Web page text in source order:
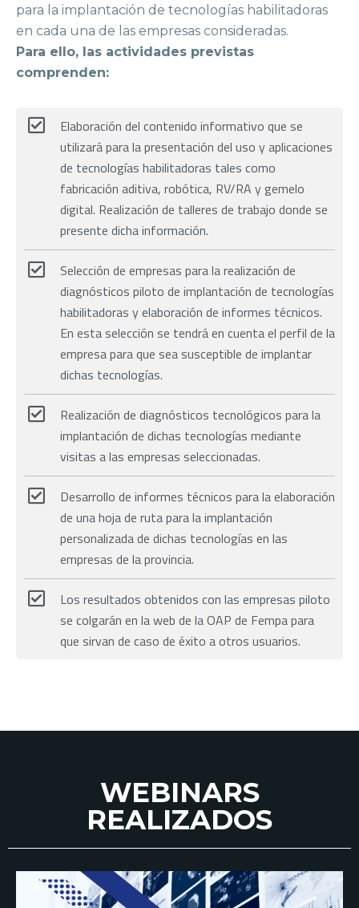
para la implantación de tecnologías habilitadoras
en cada una de las empresas consideradas.
Para ello, las actividades previstas
comprenden:
Elaboración del contenido informativo que se
utilizará para la presentación del uso y aplicaciones
de tecnologías habilitadoras tales como
fabricación aditiva, robótica, RV/RA y gemelo
digital. Realización de talleres de trabajo donde se
presente dicha información.
Selección de empresas para la realización de
diagnósticos piloto de implantación de tecnologías
habilitadoras y elaboración de informes técnicos.
En esta selección se tendrá en cuenta el perfil de la
empresa para que sea susceptible de implantar
dichas tecnologías.
Realización de diagnósticos tecnológicos para la
implantación de dichas tecnologías mediante
visitas a las empresas seleccionadas.
Desarrollo de informes técnicos para la elaboración
de una hoja de ruta para la implantación
personalizada de dichas tecnologías en las
empresas de la provincia.
Los resultados obtenidos con las empresas piloto
se colgarán en la web de la OAP de Fempa para
que sirvan de caso de éxito a otros usuarios.
WEBINARS
REALIZADOS